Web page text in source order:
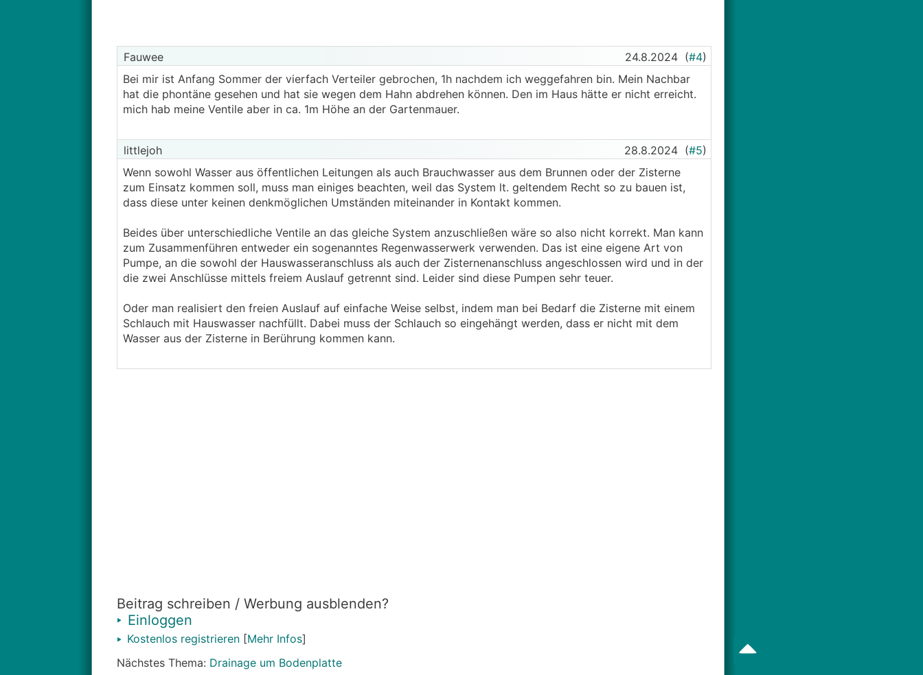
Fauwee 24.8.2024 (#4)
Bei mir ist Anfang Sommer der vierfach Verteiler gebrochen, 1h nachdem ich weggefahren bin. Mein Nachbar
hat die phontäne gesehen und hat sie wegen dem Hahn abdrehen können. Den im Haus hätte er nicht erreicht.
mich hab meine Ventile aber in ca. 1m Höhe an der Gartenmauer.
littlejoh 28.8.2024 (#5)
Wenn sowohl Wasser aus öffentlichen Leitungen als auch Brauchwasser aus dem Brunnen oder der Zisterne
zum Einsatz kommen soll, muss man einiges beachten, weil das System lt. geltendem Recht so zu bauen ist,
dass diese unter keinen denkmöglichen Umständen miteinander in Kontakt kommen.
Beides über unterschiedliche Ventile an das gleiche System anzuschließen wäre so also nicht korrekt. Man kann
zum Zusammenführen entweder ein sogenanntes Regenwasserwerk verwenden. Das ist eine eigene Art von
Pumpe, an die sowohl der Hauswasseranschluss als auch der Zisternenanschluss angeschlossen wird und in der
die zwei Anschlüsse mittels freiem Auslauf getrennt sind. Leider sind diese Pumpen sehr teuer.
Oder man realisiert den freien Auslauf auf einfache Weise selbst, indem man bei Bedarf die Zisterne mit einem
Schlauch mit Hauswasser nachfüllt. Dabei muss der Schlauch so eingehängt werden, dass er nicht mit dem
Wasser aus der Zisterne in Berührung kommen kann.
Beitrag schreiben / Werbung ausblenden?
Einloggen
Kostenlos registrieren[Mehr Infos]
Nächstes Thema: Drainage um Bodenplatte